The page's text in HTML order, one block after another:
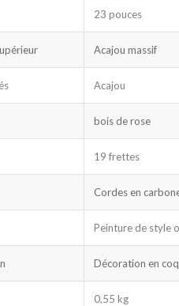
23 pouces
Acajou massif
Acajou
bois de rose
19 frettes
Cordes en
Peinture de style
Décoration en
0,55 kg